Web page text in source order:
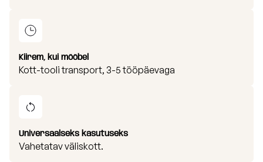
Kiirem, kui mööbel
Kott-tooli transport, 3-5 tööpäevaga
Universaalseks kasutuseks
Vahetatav väliskott.